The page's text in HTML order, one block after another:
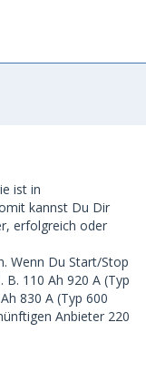
ist in
kannst Du Dir
erfolgreich oder
Wenn Du Start/Stop
110 Ah 920 A (Typ
830 A (Typ 600
Anbieter 220